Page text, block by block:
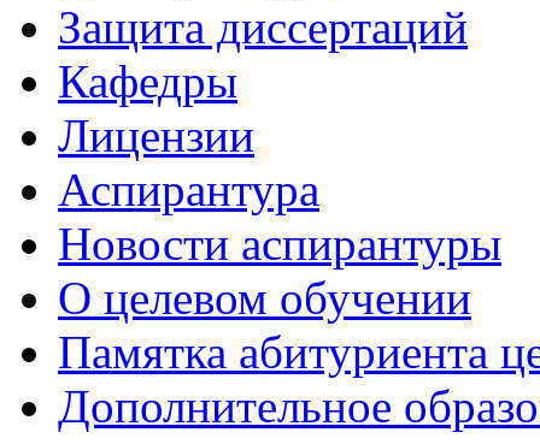
Защита диссертаций
Кафедры
Лицензии
Аспирантура
Новости аспирантуры
О целевом обучении
Памятка абитуриента
Дополнительное